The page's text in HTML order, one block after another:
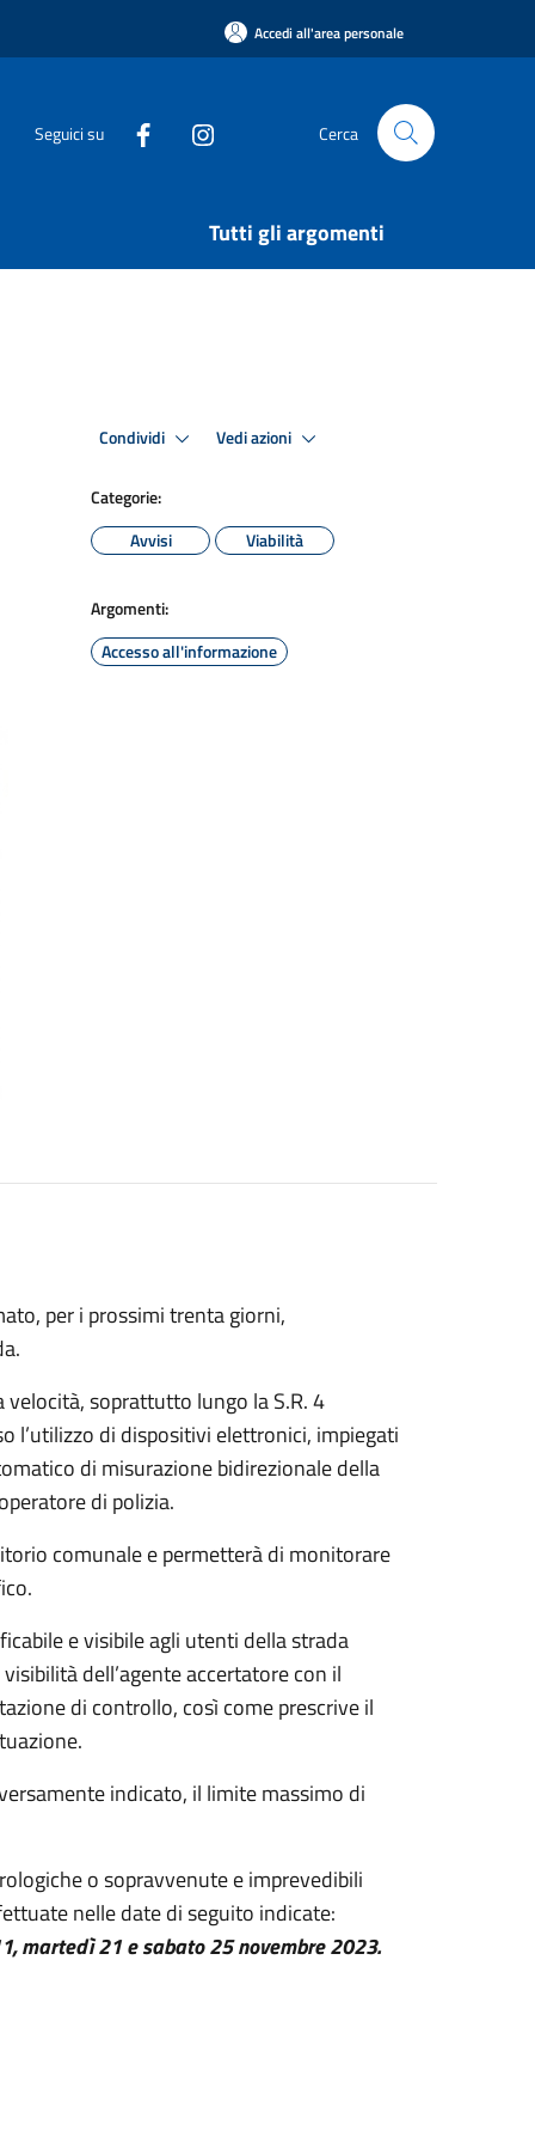
Accedi all'area personale
Seguici su Cerca
Tutti gli argomenti
Condividi Vedi azioni
Categorie:
Avvisi
Viabilità
Argomenti:
Accesso all'informazione
per i prossimi trenta giorni,
soprattutto lungo la S.R. 4
l’utilizzo di dispositivi elettronici, impiegati
di misurazione bidirezionale della
di polizia.
comunale e permetterà di monitorare
e visibile agli utenti della strada
dell’agente accertatore con il
di controllo, così come prescrive il
indicato, il limite massimo di
o sopravvenute e imprevedibili
nelle date di seguito indicate:
martedì 21 e sabato 25 novembre 2023.